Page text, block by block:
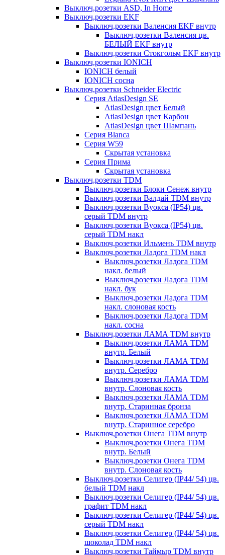
Выключ,розетки ASD, In Home
Выключ,розетки EKF
Выключ,розетки Валенсия EKF внутр
Выключ,розетки Валенсия цв.
БЕЛЫЙ EKF внутр
Выключ,розетки Стокгольм EKF внутр
Выключ,розетки IONICH
IONICH белый
IONICH сосна
Выключ,розетки Schneider Electric
Серия AtlasDesign SE
AtlasDesign цвет Белый
AtlasDesign цвет Карбон
AtlasDesign цвет Шампань
Серия Blanca
Серия W59
Скрытая установка
Серия Прима
Скрытая установка
Выключ,розетки TDM
Выключ,розетки Блоки Сенеж внутр
Выключ,розетки Валдай TDM внутр
Выключ,розетки Вуокса (IP54) цв.
серый TDM внутр
Выключ,розетки Вуокса (IP54) цв.
серый TDM накл
Выключ,розетки Ильмень TDM внутр
Выключ,розетки Ладога TDM накл
Выключ,розетки Ладога TDM
накл. белый
Выключ,розетки Ладога TDM
накл. бук
Выключ,розетки Ладога TDM
накл. слоновая кость
Выключ,розетки Ладога TDM
накл. сосна
Выключ,розетки ЛАМА TDM внутр
Выключ,розетки ЛАМА TDM
внутр. Белый
Выключ,розетки ЛАМА TDM
внутр. Серебро
Выключ,розетки ЛАМА TDM
внутр. Слоновая кость
Выключ,розетки ЛАМА TDM
внутр. Старинная бронза
Выключ,розетки ЛАМА TDM
внутр. Старинное серебро
Выключ,розетки Онега TDM внутр
Выключ,розетки Онега TDM
внутр. Белый
Выключ,розетки Онега TDM
внутр. Слоновая кость
Выключ,розетки Селигер (IP44/ 54) цв.
белый TDM накл
Выключ,розетки Селигер (IP44/ 54) цв.
графит TDM накл
Выключ,розетки Селигер (IP44/ 54) цв.
серый TDM накл
Выключ,розетки Селигер (IP44/ 54) цв.
шоколад TDM накл
Выключ,розетки Таймыр TDM внутр